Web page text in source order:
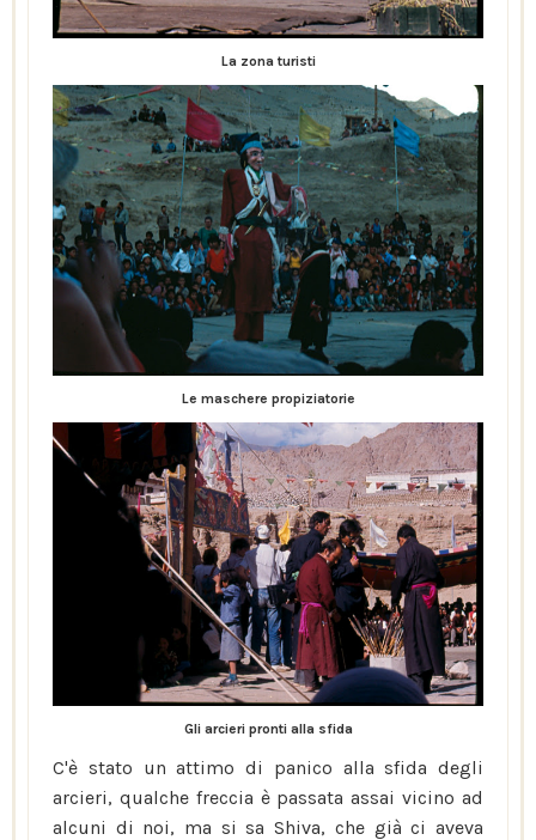
La zona turisti
Le maschere propiziatorie
Gli arcieri pronti alla sfida
C'è stato un attimo di panico alla sfida degli
arcieri, qualche freccia è passata assai vicino ad
alcuni di noi, ma si sa Shiva, che già ci aveva